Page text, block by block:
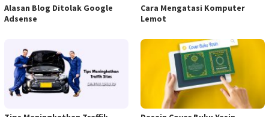
Alasan Blog Ditolak Google
Adsense
Cara Mengatasi Komputer
Lemot